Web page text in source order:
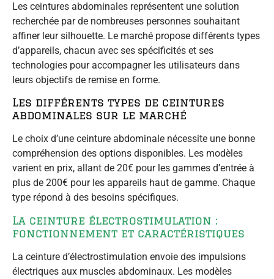
Les ceintures abdominales représentent une solution
recherchée par de nombreuses personnes souhaitant
affiner leur silhouette. Le marché propose différents types
d’appareils, chacun avec ses spécificités et ses
technologies pour accompagner les utilisateurs dans
leurs objectifs de remise en forme.
Les différents types de ceintures
abdominales sur le marché
Le choix d’une ceinture abdominale nécessite une bonne
compréhension des options disponibles. Les modèles
varient en prix, allant de 20€ pour les gammes d’entrée à
plus de 200€ pour les appareils haut de gamme. Chaque
type répond à des besoins spécifiques.
La ceinture électrostimulation :
fonctionnement et caractéristiques
La ceinture d’électrostimulation envoie des impulsions
électriques aux muscles abdominaux. Les modèles